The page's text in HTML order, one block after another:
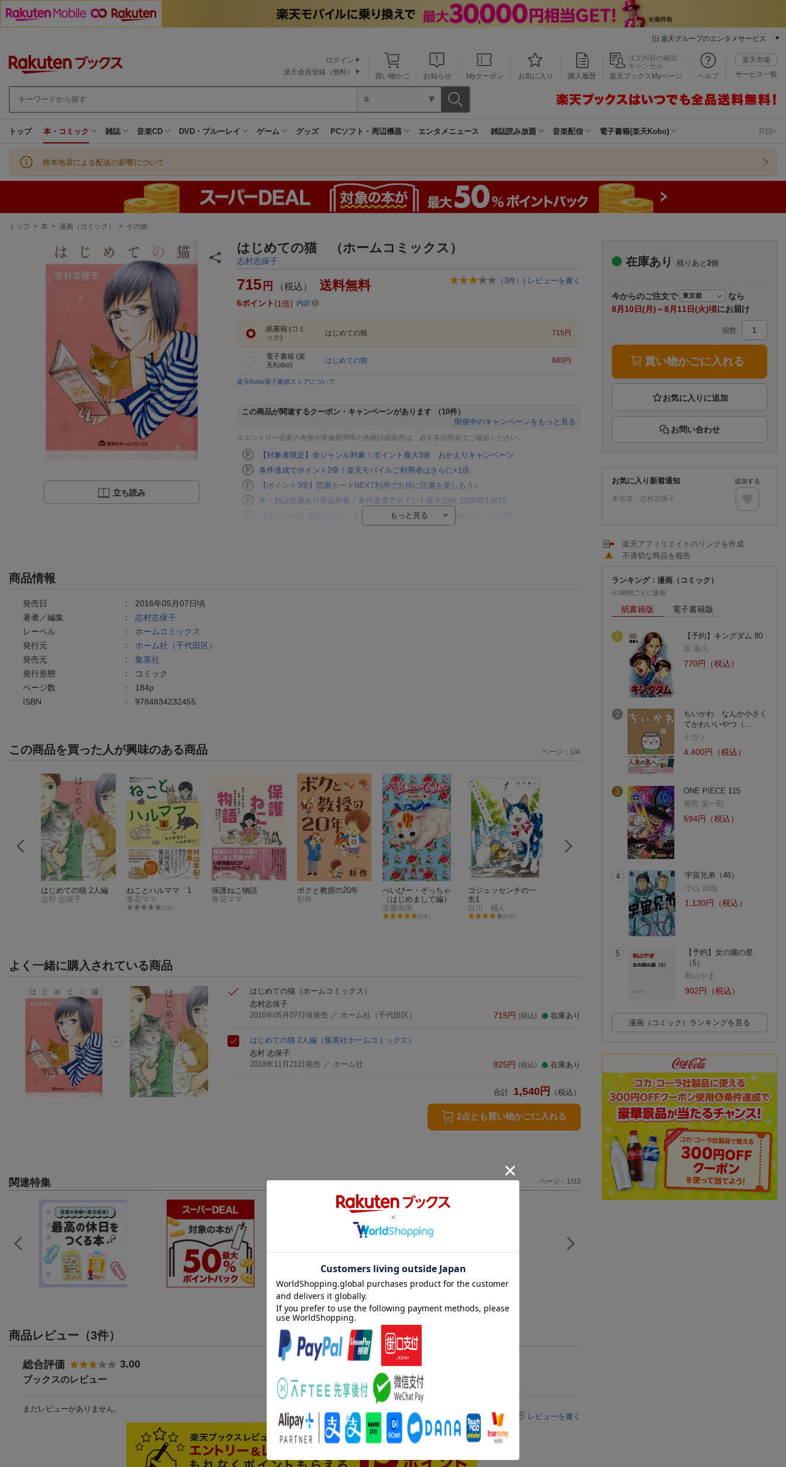
楽天グループのエンタメサービス
本/ゲーム/CD/DVD
楽天ブックス
楽天Kobo
楽天チケット
エンタメニュース
推し楽
買い物かご お知らせ Myクーポン お気に入り 購入履歴
注文内容の確認・
キャンセル
楽天ブックスMyページ
ヘルプ
楽天市場
サービス一覧
ログイン
楽天会員登録（無料）
本
トップ 本・コミック 雑誌 音楽CD DVD・ブルーレイ ゲーム グッズ PCソフト・周辺機器 エンタメニュース 雑誌読み放題 音楽配信 電子書籍(楽天Kobo) R18+
熊本地震による配送の影響について
現
トップ > 本 > 漫画（コミック） > その他
立ち読み
はじめての猫 （ホームコミックス）
志村志保子
（ 3件） | レビューを書く
715 円 （税込） 送料無料
6ポイント 1倍 内訳
紙書籍 (コミ
ック)
はじめての猫 715 円
電子書籍 (楽
天Kobo)
はじめての猫 680円
楽天Kobo電子書籍ストアについて
この商品が関連するクーポン・キャンペーンがあります
（10件）
開催中のキャンペーンをもっと見る
※エントリー必要の有無や実施期間等の各種詳細条件は、必ず各説明頁でご確認ください。
【対象者限定】全ジャンル対象！ポイント最大3倍 おかえりキャンペーン
条件達成でポイント2倍！楽天モバイルご利用者はさらに+1倍
【ポイント3倍】図書カードNEXT利用でお得に読書を楽しもう♪
本・雑誌在庫あり商品対象！条件達成でポイント最大10倍 2026/8/1-8/31
【楽天Kobo】初めての方！条件達成で楽天ブックス購入分がポイント20倍
商品情報
発売日 ： 2016年05月07日頃
著者／編集
： 志村志保子
レーベル
： ホームコミックス
発行元
： ホーム社（千代田区）
発売元
： 集英社
発行形態
：
コミック
ページ数
： 184p
ISBN
： 9784834232455
この商品を買った人が興味のある商品
はじめての猫 2人編
志村 志保子
ねことハルママ 1
春花ママ
(1件)
保護ねこ物語
春花ママ
ボクと教授の20年
杉作
べいびー・ぞっちゃ
（はじめまして編）
生藤由美
(3件)
ゴジュッセンチの一
生1
白川 蟻ん
(6件)
ゴジュッセンチの一
生3
白川 蟻ん
おでかけバッグ
ディズニー
ページ： 1/4
よく一緒に購入されている商品
はじめての猫 （ホームコミックス）
志村志保子
2016年05月07日頃発売 ／ ホーム社（千代田区） 715円 (税込) 在庫あり
はじめての猫 2人編（集英社ホームコミックス）
志村 志保子
2018年11月21日発売 ／ ホーム社 825円 (税込) 在庫あり
合計 1,540 円 （税込）
2点とも買い物かごに入れる
関連特集 ページ：1/33
商品レビュー（3件）
総合評価 3.00
ブックスのレビュー
まだレビューがありません。
レビューを書く
在庫あり 残りあと 2個
今からのご注文で
なら
8月10日(月)～8月11日(火)頃にお届け
個数
買い物かごに入れる
お問い合わせ
お気に入り新着通知
未追加： 志村志保子
追加する
楽天アフィリエイトのリンクを作成
不適切な商品を報告
ランキング：漫画（コミック）
※1時間ごとに更新
紙書籍版 電子書籍版
1
【予約】キングダム 80
原 泰久
770円（税込）
2
ちいかわ なんか小さく
てかわいいやつ（…
ナガノ
4,400円（税込）
3
ONE PIECE 115
尾田 栄一郎
594円（税込）
4
宇宙兄弟（46）
小山 宙哉
1,130円（税込）
5
【予約】女の園の星
（5）
和山やま
902円（税込）
漫画（コミック）ランキングを見る